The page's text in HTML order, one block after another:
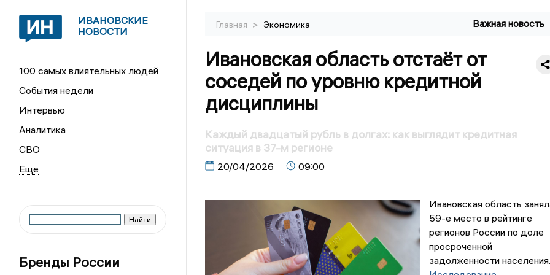
ИВАНОВСКИЕ
НОВОСТИ
100 самых влиятельных людей
События недели
Интервью
Аналитика
СВО
Бренды России
Главная > Экономика Важная новость
Ивановская область отстаёт от
соседей по уровню кредитной
дисциплины
Каждый двадцатый рубль в долгах: как выглядит кредитная
ситуация в 37-м регионе
20/04/2026 09:00
Ивановская область
59-е место в рейтинге
регионов России по доле
просроченной
задолженности населения.